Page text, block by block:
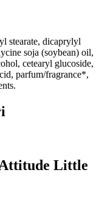
stearate, dicaprylyl
soja (soybean) oil,
cetearyl glucoside,
parfum/fragrance*,
Little